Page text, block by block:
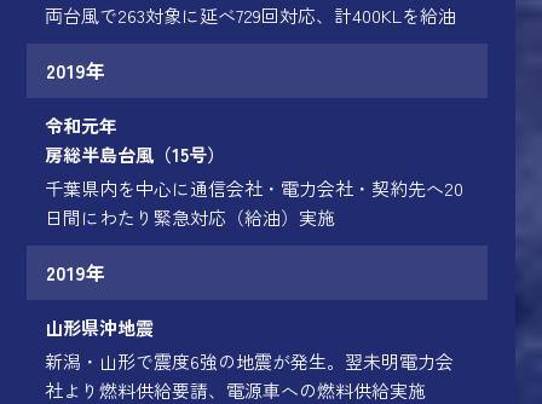
両台風で263対象に延べ729回対応、計400KLを給油
2019年
令和元年
房総半島台風（15号）
千葉県内を中心に通信会社・電力会社・契約先へ20
日間にわたり緊急対応（給油）実施
2019年
山形県沖地震
新潟・山形で震度6強の地震が発生。翌未明電力会
社より燃料供給要請、電源車への燃料供給実施